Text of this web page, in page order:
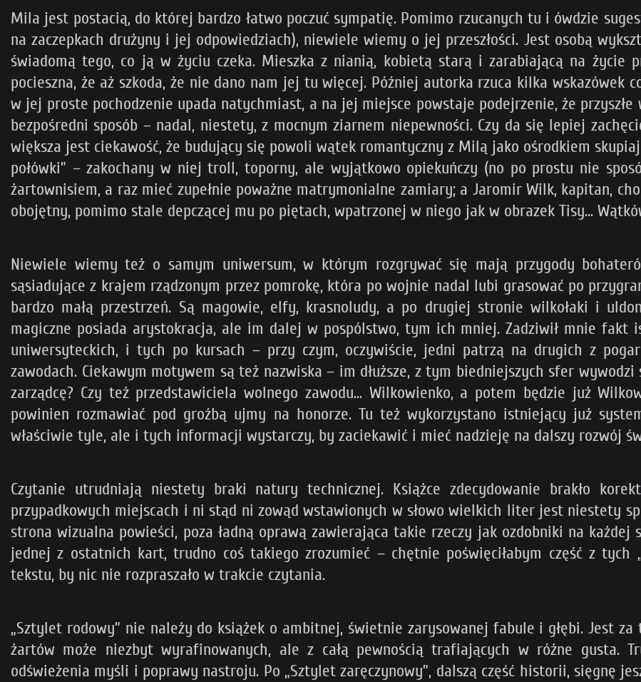
Mila jest postacią, do której bardzo łatwo poczuć sympatię. Pomimo rzucanych tu i ówdzie
na zaczepkach drużyny i jej odpowiedziach), niewiele wiemy o jej przeszłości. Jest osobą
świadomą tego, co ją w życiu czeka. Mieszka z nianią, kobietą starą i zarabiającą na życie
pocieszna, że aż szkoda, że nie dano nam jej tu więcej. Później autorka rzuca kilka wskazówek
w jej proste pochodzenie upada natychmiast, a na jej miejsce powstaje podejrzenie, że
bezpośredni sposób – nadal, niestety, z mocnym ziarnem niepewności. Czy da się lepiej
większa jest ciekawość, że budujący się powoli wątek romantyczny z Milą jako ośrodkiem
połówki” – zakochany w niej troll, toporny, ale wyjątkowo opiekuńczy (no po prostu nie
żartownisiem, a raz mieć zupełnie poważne matrymonialne zamiary; a Jaromir Wilk, kapitan,
obojętny, pomimo stale depczącej mu po piętach, wpatrzonej w niego jak w obrazek Tisy...
Niewiele wiemy też o samym uniwersum, w którym rozgrywać się mają przygody
sąsiadujące z krajem rządzonym przez pomrokę, która po wojnie nadal lubi grasować po
bardzo małą przestrzeń. Są magowie, elfy, krasnoludy, a po drugiej stronie wilkołaki i
magiczne posiada arystokracja, ale im dalej w pospólstwo, tym ich mniej. Zadziwił mnie fakt
uniwersyteckich, i tych po kursach – przy czym, oczywiście, jedni patrzą na drugich z
zawodach. Ciekawym motywem są też nazwiska – im dłuższe, z tym biedniejszych sfer
zarządcę? Czy też przedstawiciela wolnego zawodu... Wilkowienko, a potem będzie już
powinien rozmawiać pod groźbą ujmy na honorze. Tu też wykorzystano istniejący już
właściwie tyle, ale i tych informacji wystarczy, by zaciekawić i mieć nadzieję na dalszy rozwój
Czytanie utrudniają niestety braki natury technicznej. Książce zdecydowanie brakło
przypadkowych miejscach i ni stąd ni zowąd wstawionych w słowo wielkich liter jest niestety
strona wizualna powieści, poza ładną oprawą zawierająca takie rzeczy jak ozdobniki na
jednej z ostatnich kart, trudno coś takiego zrozumieć – chętnie poświęciłabym część z tych
tekstu, by nic nie rozpraszało w trakcie czytania.
„Sztylet rodowy” nie należy do książek o ambitnej, świetnie zarysowanej fabule i głębi. Jest
żartów może niezbyt wyrafinowanych, ale z całą pewnością trafiających w różne gusta.
odświeżenia myśli i poprawy nastroju. Po „Sztylet zaręczynowy”, dalszą część historii, sięgnę